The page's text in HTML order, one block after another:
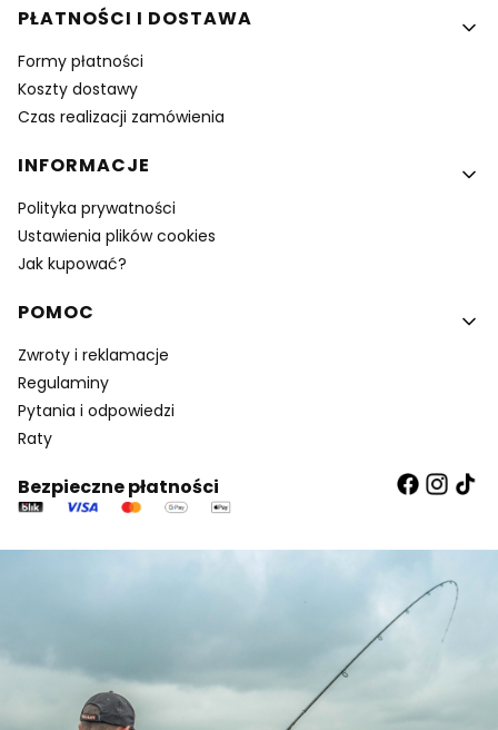
PŁATNOŚCI I DOSTAWA
Formy płatności
Koszty dostawy
Czas realizacji zamówienia
INFORMACJE
Polityka prywatności
Ustawienia plików cookies
Jak kupować?
POMOC
Zwroty i reklamacje
Regulaminy
Pytania i odpowiedzi
Raty
Bezpieczne płatności